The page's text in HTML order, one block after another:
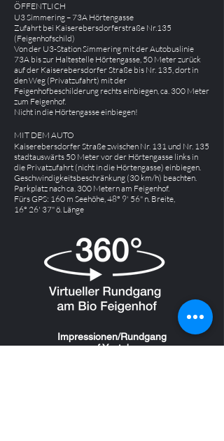
ÖFFENTLICH
U3 Simmering – 73A Hörtengasse
Zufahrt bei Kaiserebersdorferstraße Nr.135
(Feigenhofschild)
Von der U3-Station Simmering mit der Autobuslinie
73A bis zur Haltestelle Hörtengasse, 50 Meter zurück
auf der Kaiserebersdorfer Straße bis Nr. 135, dort in
den Weg (Privatzufahrt) mit der
Feigenhofbeschilderung rechts einbiegen, ca. 300 Meter
zum Feigenhof.
Nicht in die Hörtengasse einbiegen!
MIT DEM AUTO
Kaiserebersdorfer Straße zwischen Nr. 131 und Nr. 135
stadtauswärts 50 Meter vor der Hörtengasse links in
die Privatzufahrt (nicht in die Hörtengasse) einbiegen.
Geschwindigkeitsbeschränkung (30 km/h) beachten.
Parkplatz nach ca. 300 Metern am Feigenhof.
Fürs GPS: 160 m Seehöhe, 48° 9' 56" n. Breite,
16° 26' 37" ö. Länge
Impressionen/Rundgang
aufYoutube